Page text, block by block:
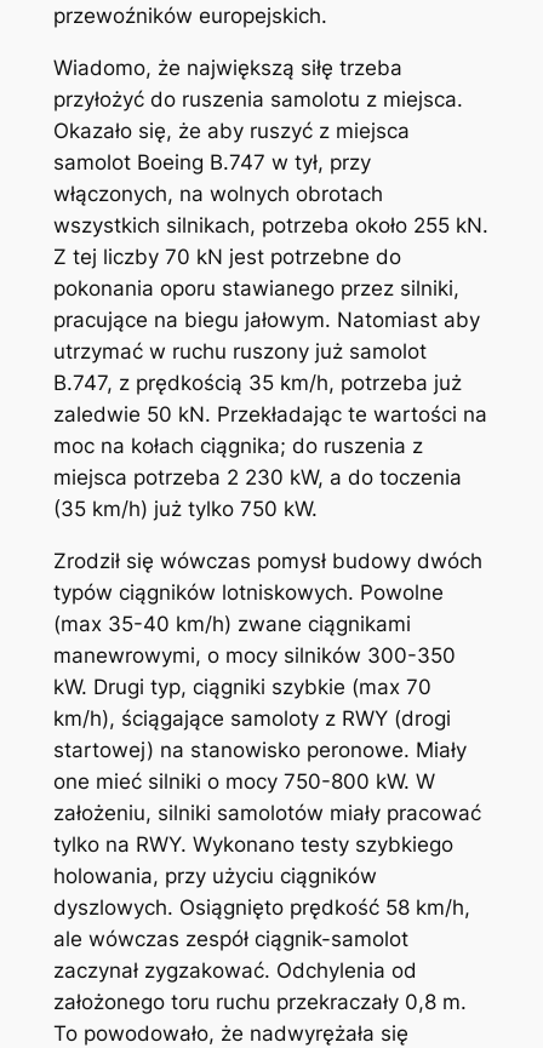
przewoźników europejskich.
Wiadomo, że największą siłę trzeba
przyłożyć do ruszenia samolotu z miejsca.
Okazało się, że aby ruszyć z miejsca
samolot Boeing B.747 w tył, przy
włączonych, na wolnych obrotach
wszystkich silnikach, potrzeba około 255 kN.
Z tej liczby 70 kN jest potrzebne do
pokonania oporu stawianego przez silniki,
pracujące na biegu jałowym. Natomiast aby
utrzymać w ruchu ruszony już samolot
B.747, z prędkością 35 km/h, potrzeba już
zaledwie 50 kN. Przekładając te wartości na
moc na kołach ciągnika; do ruszenia z
miejsca potrzeba 2 230 kW, a do toczenia
(35 km/h) już tylko 750 kW.
Zrodził się wówczas pomysł budowy dwóch
typów ciągników lotniskowych. Powolne
(max 35-40 km/h) zwane ciągnikami
manewrowymi, o mocy silników 300-350
kW. Drugi typ, ciągniki szybkie (max 70
km/h), ściągające samoloty z RWY (drogi
startowej) na stanowisko peronowe. Miały
one mieć silniki o mocy 750-800 kW. W
założeniu, silniki samolotów miały pracować
tylko na RWY. Wykonano testy szybkiego
holowania, przy użyciu ciągników
dyszlowych. Osiągnięto prędkość 58 km/h,
ale wówczas zespół ciągnik-samolot
zaczynał zygzakować. Odchylenia od
założonego toru ruchu przekraczały 0,8 m.
To powodowało, że nadwyrężała się